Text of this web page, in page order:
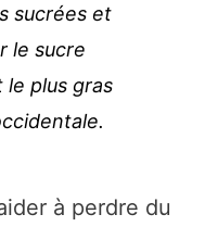
sucrées et
le sucre
le plus gras
à perdre du